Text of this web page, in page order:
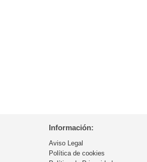
Información:
Aviso Legal
Política de cookies